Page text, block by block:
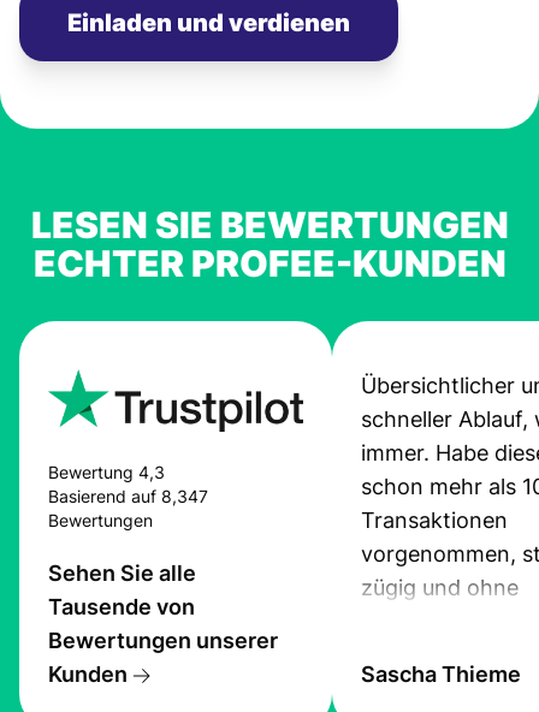
Einladen und verdienen
LESEN SIE BEWERTUNGEN
ECHTER PROFEE-KUNDEN
Bewertung 4,3
Basierend auf 8,347
Bewertungen
Sehen Sie alle
Tausende von
Bewertungen unserer
Kunden
Übersichtlicher
schneller Ablauf,
immer. Habe
schon mehr als
Transaktionen
vorgenommen,
zügig und ohne
Sascha Thieme